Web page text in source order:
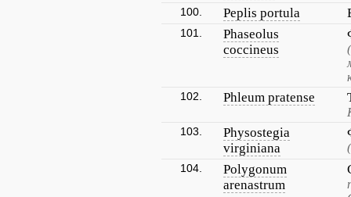
100. Peplis portula
101.
Phaseolus
coccineus
102. Phleum pratense
103.
Physostegia
virginiana
104.
Polygonum
arenastrum